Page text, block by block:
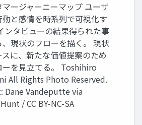
マージャーニーマップ ユーザ
動と感情を時系列で可視化す
ンタビューの結果得られた事
、現状のフローを描く。 現状
スに、新たな価値提案のため
ーを⾒⽴てる。 Toshihiro
All Rights Photo Reserved.
Dane Vandeputte via
/ CC BY-NC-SA